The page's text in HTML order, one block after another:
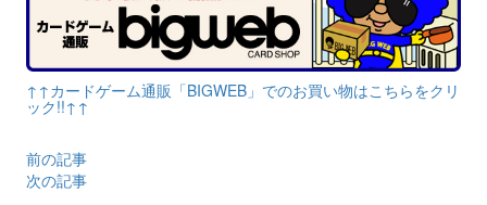
↑↑カードゲーム通販「BIGWEB」でのお買い物はこちらをクリ
ック!!↑↑
前の記事
次の記事